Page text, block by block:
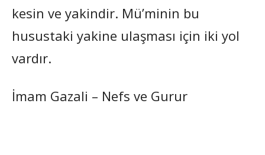
kesin ve yakindir. Mü’minin bu
husustaki yakine ulaşması için iki yol
vardır.
İmam Gazali – Nefs ve Gurur